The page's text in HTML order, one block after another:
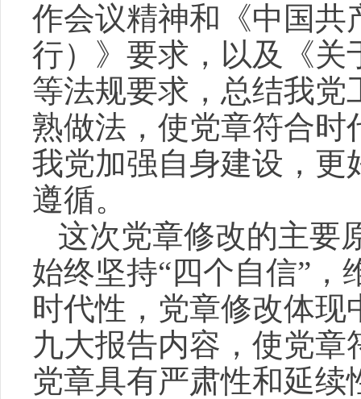
作会议精神和《中国共
行）》要求，以及《关
等法规要求，总结我党
熟做法，使党章符合时
我党加强自身建设，更
遵循。
这次党章修改的主要
始终坚持“四个自信”
时代性，党章修改体
九大报告内容，使党
党章具有严肃性和延